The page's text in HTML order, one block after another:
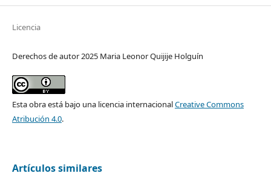
Licencia
Derechos de autor 2025 Maria Leonor Quijije Holguín
Esta obra está bajo una licencia internacionalCreative Commons
Atribución 4.0.
Artículos similares